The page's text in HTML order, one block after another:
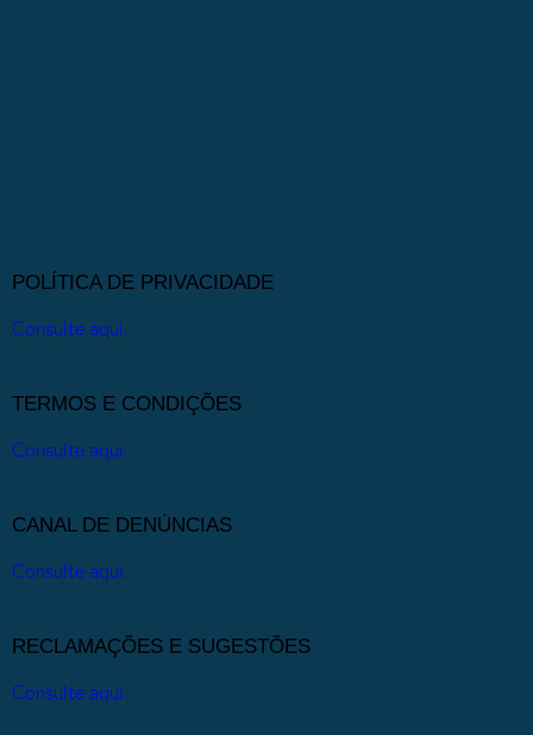
POLÍTICA DE PRIVACIDADE
Consulte aqui.
TERMOS E CONDIÇÕES
Consulte aqui.
CANAL DE DENÚNCIAS
Consulte aqui.
RECLAMAÇÕES E SUGESTÕES
Consulte aqui.